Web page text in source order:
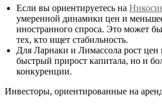
Если вы ориентируетесь на
умеренной динамики цен и
иностранного спроса. Это может
тех, кто ищет стабильность.
Для Ларнаки и Лимассола рост цен
быстрый прирост капитала, но и
конкуренции.
Инвесторы, ориентированные на